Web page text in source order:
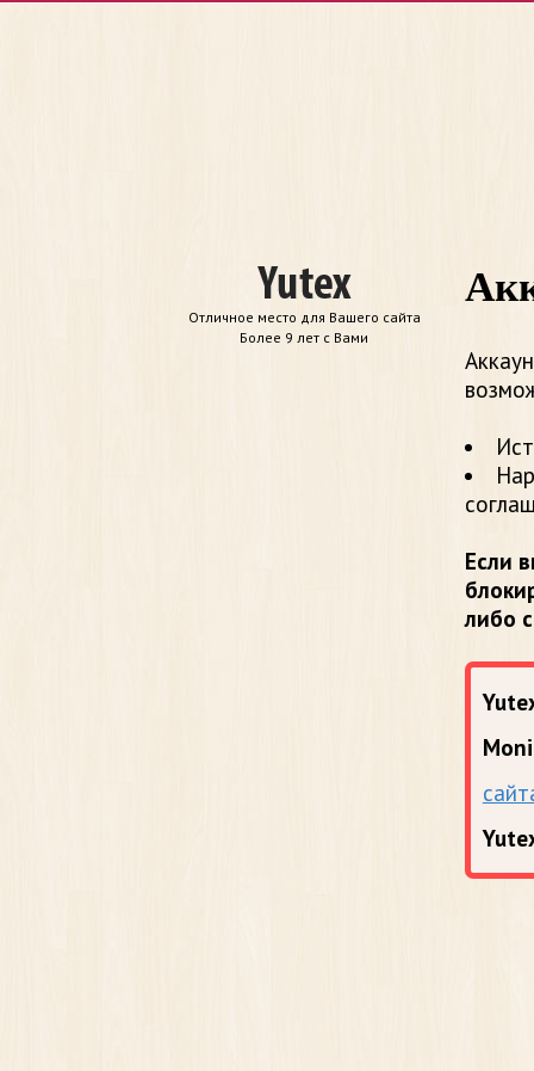
Отличное место для Вашего сайта
Более 9 лет с Вами
Если
либо